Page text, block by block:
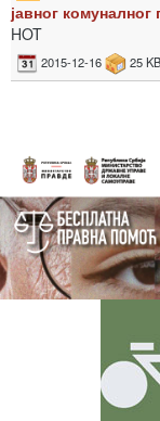
јавног
HOT
2015-12-16 25 KB